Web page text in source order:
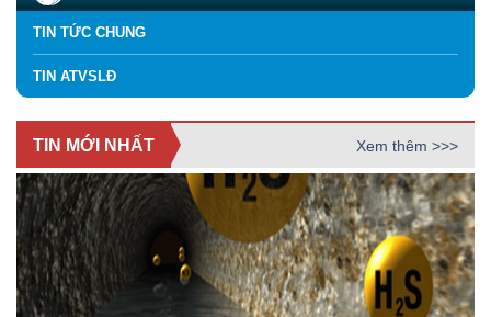
TIN TỨC CHUNG
TIN ATVSLĐ
TIN MỚI NHẤT Xem thêm >>>